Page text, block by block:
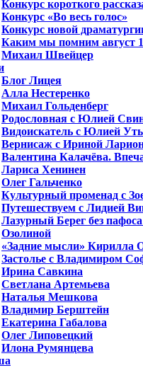
Конкурс короткого
Конкурс «Во весь голос»
Конкурс новой
Каким мы помним август
Михаил Швейцер
Блог Лицея
Алла Нестеренко
Михаил Гольденберг
Родословная с Юлией
Видоискатель с Юлией
Вернисаж с Ириной
Валентина Калачёва.
Лариса Хенинен
Олег Гальченко
Культурный променад с
Путешествуем с Лидией
Лазурный Берег без
Озолиной
«Задние мысли» Кирилла
Застолье с Владимиром
Ирина Савкина
Светлана Артемьева
Наталья Мешкова
Владимир Берштейн
Екатерина Габалова
Олег Липовецкий
Илона Румянцева